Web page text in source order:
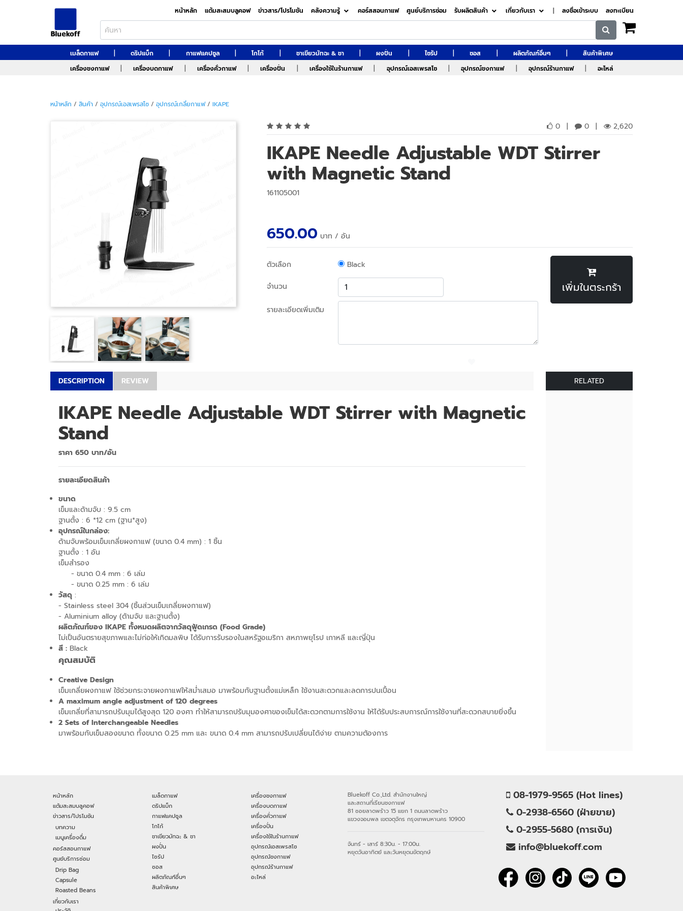
หน้าหลัก แต้มสะสมบลูคอฟ ข่าวสาร/โปรโมชัน คลังความรู้ คอร์สสอนกาแฟ ศูนย์บริการซ่อม รับผลิตสินค้า เกี่ยวกับเรา | ลงชื่อเข้าระบบ ลงทะเบียน
เมล็ดกาแฟ | ดริปแบ็ก | กาแฟแคปซูล | โกโก้ | ชาเขียวมัทฉะ & ชา | ผงปั่น | ไซรัป | ซอส | ผลิตภัณฑ์อื่นๆ |
สินค้าพิเศษ
เครื่องชงกาแฟ
| เครื่องบดกาแฟ | เครื่องคั่วกาแฟ | เครื่องปั่น | เครื่องใช้ในร้านกาแฟ | อุปกรณ์เอสเพรสโซ | อุปกรณ์ชงกาแฟ | อุปกรณ์ร้านกาแฟ | อะไหล่
หน้าหลัก / สินค้า / อุปกรณ์เอสเพรสโซ / อุปกรณ์เกลี่ยกาแฟ/ IKAPE
0 | 0 | 2,620
IKAPE Needle Adjustable WDT Stirrer
with Magnetic Stand
161105001
650.00 บาท / อัน
ตัวเลือก Black
จำนวน
รายละเอียดเพิ่มเติม
เพิ่มในตระกร้า
DESCRIPTION REVIEW
IKAPE Needle Adjustable WDT Stirrer with Magnetic
Stand
ราคา 650 บาท/อัน
รายละเอียดสินค้า
ขนาด
เข็มและด้ามจับ : 9.5 cm
ฐานตั้ง : 6 *12 cm (ฐาน*สูง)
อุปกรณ์ในกล่อง:
ด้ามจับพร้อมเข็มเกลี่ยผงกาแฟ (ขนาด 0.4 mm) : 1 ชิ้น
ฐานตั้ง : 1 อัน
เข็มสำรอง
- ขนาด 0.4 mm : 6 เล่ม
- ขนาด 0.25 mm : 6 เล่ม
วัสดุ :
- Stainless steel 304 (ชิ้นส่วนเข็มเกลี่ยผงกาแฟ)
- Aluminium alloy (ด้ามจับ และฐานตั้ง)
ผลิตภัณฑ์ของ IKAPE ทั้งหมดผลิตจากวัสดุฟู้ดเกรด (Food Grade)
ไม่เป็นอันตรายสุขภาพและไม่ก่อให้เกิดมลพิษ ได้รับการรับรองในสหรัฐอเมริกา สหภาพยุโรป เกาหลี และญี่ปุ่น
สี : Black
คุณสมบัติ
Creative Design
เข็มเกลี่ยผงกาแฟ ใช้ช่วยกระจายผงกาแฟให้สม่ำเสมอ มาพร้อมกับฐานตั้งแม่เหล็ก ใช้งานสะดวกและลดการปนเปื้อน
A maximum angle adjustment of 120 degrees
เข็มเกลี่ยที่สามารถปรับมุมได้สูงสุด 120 องศา ทำให้สามารถปรับมุมองศาของเข็มได้สะดวกตามการใช้งาน ให้ได้รับประสบการณ์การใช้งานที่สะดวกสบายยิ่งขึ้น
2 Sets of Interchangeable Needles
มาพร้อมกับเข็มสองขนาด ทั้งขนาด 0.25 mm และ ขนาด 0.4 mm สามารถปรับเปลี่ยนได้ง่าย ตามความต้องการ
RELATED
หน้าหลัก
แต้มสะสมบลูคอฟ
ข่าวสาร/โปรโมชัน
บทความ
เมนูเครื่องดื่ม
คอร์สสอนกาแฟ
ศูนย์บริการซ่อม
Drip Bag
Capsule
Roasted Beans
เกี่ยวกับเรา
เมล็ดกาแฟ
ดริปแบ็ก
กาแฟแคปซูล
โกโก้
ชาเขียวมัทฉะ & ชา
ผงปั่น
ไซรัป
ซอส
ผลิตภัณฑ์อื่นๆ
สินค้าพิเศษ
เครื่องชงกาแฟ
เครื่องบดกาแฟ
เครื่องคั่วกาแฟ
เครื่องปั่น
เครื่องใช้ในร้านกาแฟ
อุปกรณ์เอสเพรสโซ
อุปกรณ์ชงกาแฟ
อุปกรณ์ร้านกาแฟ
อะไหล่
Bluekoff Co.,Ltd. สำนักงานใหญ่
และสถานที่เรียนชงกาแฟ
81 ซอยลาดพร้าว 15 แยก 1 ถนนลาดพร้าว
แขวงจอมพล เขตจตุจักร กรุงเทพมหานคร 10900
จันทร์ - เสาร์ 8:30น. - 17:00น.
หยุดวันอาทิตย์ และวันหยุดนขัตฤกษ์
08-1979-9565 (Hot lines)
0-2938-6560 (ฝ่ายขาย)
0-2955-5680 (การเงิน)
info@bluekoff.com